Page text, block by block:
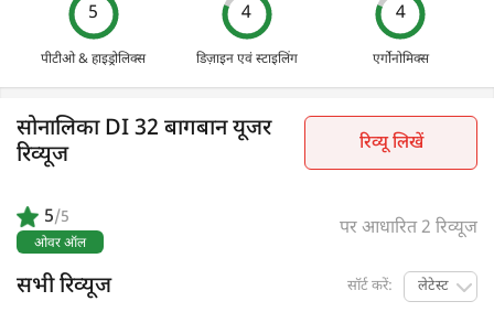
5
पीटीओ & हाइड्रोलिक्स
4
डिज़ाइन एवं स्टाइलिंग
4
एर्गोनोमिक्स
सोनालिका DI 32 बागबान यूजर
रिव्यूज
रिव्यू लिखें
5/5
ओवर ऑल
पर आधारित 2 रिव्यूज
सभी रिव्यूज सॉर्ट करें: लेटेस्ट